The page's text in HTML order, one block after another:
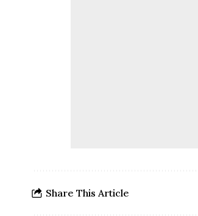
Share This Article